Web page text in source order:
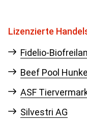
Lizenzierte
Fidelio-
Beef Pool
ASF
Silvestri AG